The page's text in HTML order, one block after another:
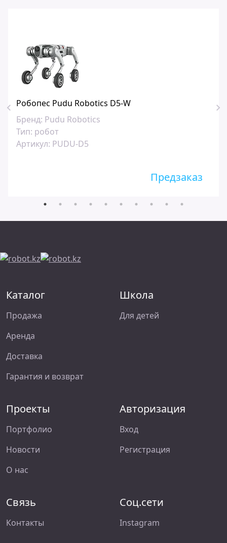
Робопес Pudu Robotics D5-W
Бренд: Pudu Robotics
Тип: робот
Артикул: PUDU-D5
Предзаказ
Каталог
Продажа
Аренда
Доставка
Гарантия и возврат
Школа
Для детей
Проекты
Портфолио
Новости
О нас
Авторизация
Вход
Регистрация
Связь
Контакты
Соц.сети
Instagram